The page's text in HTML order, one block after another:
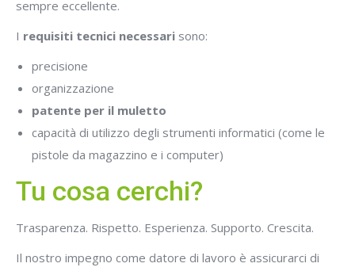
sempre eccellente.
I requisiti tecnici necessari sono:
precisione
organizzazione
patente per il muletto
capacità di utilizzo degli strumenti informatici (come le
pistole da magazzino e i computer)
Tu cosa cerchi?
Trasparenza. Rispetto. Esperienza. Supporto. Crescita.
Il nostro impegno come datore di lavoro è assicurarci di